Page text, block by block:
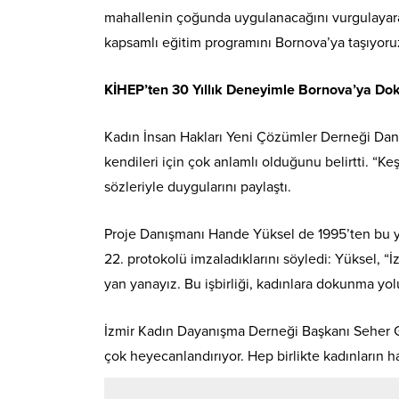
mahallenin çoğunda uygulanacağını
kapsamlı eğitim programını Bornova’ya
KİHEP’ten 30 Yıllık Deneyimle Bornova’ya
Kadın İnsan Hakları Yeni Çözümler Derneği
kendileri için çok anlamlı olduğunu belirtti.
sözleriyle duygularını paylaştı.
Proje Danışmanı Hande Yüksel de 1995’ten
22. protokolü imzaladıklarını söyledi: Yüksel,
yan yanayız. Bu işbirliği, kadınlara dokunma
İzmir Kadın Dayanışma Derneği Başkanı
çok heyecanlandırıyor. Hep birlikte kadınların